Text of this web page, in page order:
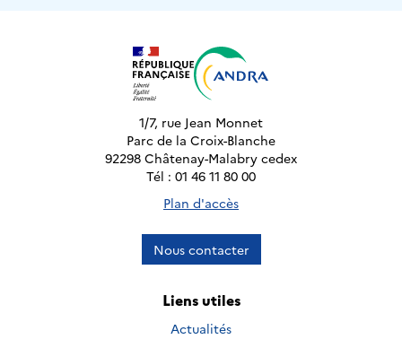
1/7, rue Jean Monnet
Parc de la Croix-Blanche
92298 Châtenay-Malabry cedex
Tél : 01 46 11 80 00
Plan d'accès
Nous contacter
Liens utiles
Actualités